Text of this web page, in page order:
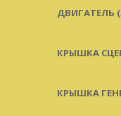
ДВИГАТЕЛЬ
КРЫШКА
КРЫШКА